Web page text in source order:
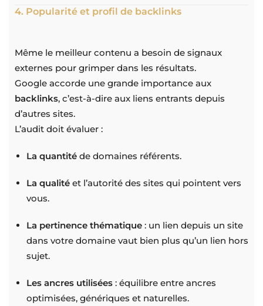
4. Popularité et profil de backlinks
Même le meilleur contenu a besoin de signaux
externes pour grimper dans les résultats.
Google accorde une grande importance aux
backlinks, c’est-à-dire aux liens entrants depuis
d’autres sites.
L’audit doit évaluer :
La quantité de domaines référents.
La qualité et l’autorité des sites qui pointent vers
vous.
La pertinence thématique : un lien depuis un site
dans votre domaine vaut bien plus qu’un lien hors
sujet.
Les ancres utilisées : équilibre entre ancres
optimisées, génériques et naturelles.